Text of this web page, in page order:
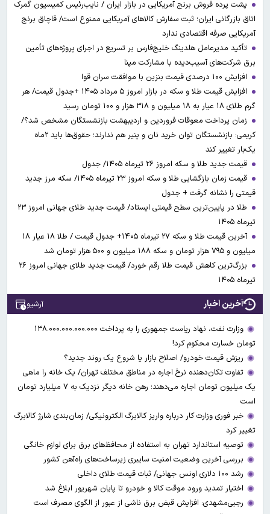
پشت پرده فروش برنج آمریکایی در بازار ایران / نایب‌رئیس کمیسیون گمرک
اتاق بازرگانی ایران؛ ثبت سفارش کالاهای آمریکایی ممنوع است/ قاچاق برنج
آمریکایی صرفه اقتصادی ندارد
تأکید مدیرعامل هلدینگ خلیج‌فارس بر تسریع در اجرای پروژه‌های تأمین
برق شرکت‌های آسیب‌دیده با مشارکت مپنا
افزایش ۱۰۰ درصدی قیمت بنزین با موافقت سران قوا
افزایش قیمت طلا و سکه در بازار امروز ۵ مرداد ۱۴۰۵ +جدول قیمت/ هر
گرم طلای ۱۸ عیار به ۱۸ میلیون و ۳۱۸ هزار و ۱۰۰ تومان رسید
زمان پرداخت معوقات فروردین و اردیبهشت بازنشستگان مشخص شد؟/
کریمی: بازنشستگان توان خرید نان و پنیر هم ندارند؛ حقوق‌ها باید ۲ماه
یک‌بار تغییر کند
قیمت جدید طلا و سکه امروز ۲۶ تیرماه ۱۴۰۵/ جدول
قیمت زمان بازگشایی طلا و سکه امروز ۲۳ تیرماه ۱۴۰۵/ سکه مرز جدید
قیمتی را نشانه گرفت + جدول
طلا در پایین‌ترین سطح قیمتی ایستاد/ قیمت جدید طلای جهانی امروز ۲۳
تیرماه ۱۴۰۵
آخرین قیمت طلا و سکه ۲۷ تیرماه ۱۴۰۵+ جدول قیمت / طلا ۱۸ عیار ۱۸
میلیون و ۷۹۵ هزار تومان و سکه ۱۸۸ میلیون و ۵۰۰ هزار تومان شد
بزرگ‌ترین کاهش قیمت طلا رقم خورد/ قیمت جدید طلای جهانی امروز ۲۶
تیرماه ۱۴۰۵
آخرین اخبار آرشیو
وزارت نفت، نهاد ریاست جمهوری را به پرداخت ۱۳۸.۰۰۰.۰۰۰.۰۰۰.۰۰۰
تومان خسارت محکوم کرد!
ریزش قیمت خودرو/ اصلاح بازار یا شروع یک روند جدید؟
تفاوت تکان‌دهنده نرخ اجاره در مناطق مختلف تهران/ یک خانه را ماهی
یک میلیون تومان اجاره می‌دهند؛ رهن خانه دیگر نزدیک به ۷ میلیارد تومان
است
خبر فوری وزارت کار درباره واریز کالابرگ الکترونیکی/ زمان‌بندی شارژ کالابرگ
تغییر کرد
توصیه استاندارد تهران به استفاده از محافظ‌های برق برای لوازم خانگی
بررسی آخرین وضعیت امنیت سایبری زیرساخت‌های راه‌آهن کشور
رشد ۱۰۰ دلاری اونس جهانی/ ثبات قیمت طلای داخلی
اختیار تمدید ورود موقت کالا و خودرو تا پایان شهریور ابلاغ شد
رجبی‌مشهدی: افزایش قبض برق ناشی از عبور از الگوی مصرف است